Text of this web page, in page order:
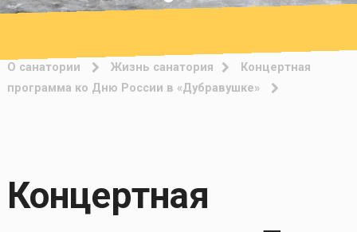
О санатории Жизнь санатория
Концертная
программа ко Дню России в «Дубравушке»
Концертная